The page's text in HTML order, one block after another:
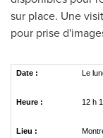
sur place. Une
pour prise
Date : Le
Heure : 12 h
Lieu :